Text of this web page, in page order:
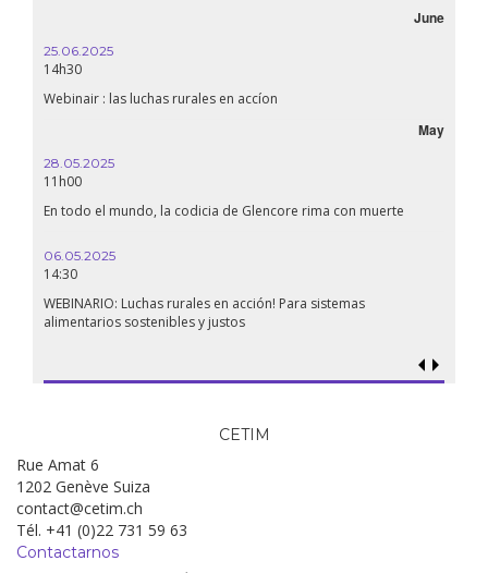
June
25.06.2025
14h30
Webinair : las luchas rurales en accíon
May
28.05.2025
11h00
En todo el mundo, la codicia de Glencore rima con muerte
06.05.2025
14:30
WEBINARIO: Luchas rurales en acción! Para sistemas
alimentarios sostenibles y justos
CETIM
Rue Amat 6
1202 Genève Suiza
contact@cetim.ch
Tél. +41 (0)22 731 59 63
Contactarnos